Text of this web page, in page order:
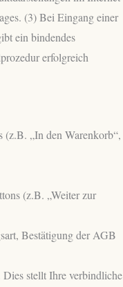
(3) Bei Eingang einer
ein bindendes
erfolgreich
„In den Warenkorb“,
(z.B. „Weiter zur
Bestätigung der AGB
Dies stellt Ihre verbindliche